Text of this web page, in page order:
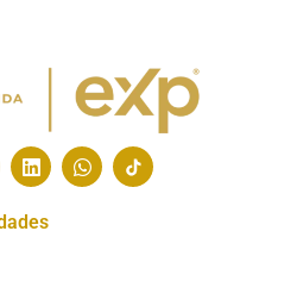
L
i
n
k
e
W
h
a